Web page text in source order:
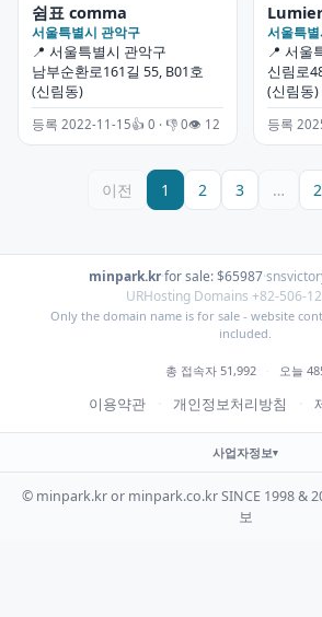
쉼표 comma
서울특별시 관악구
📍 서울특별시 관악구
남부순환로161길 55, B01호
(신림동)
등록 2022-11-15👍 0 · 👎 0👁 12
서울특
📍 서울
신림로
(신림동)
등록
이전 1 2 3 …
minpark.kr·for sale: $65987·
URHosting Domains +82-506-
Only the domain name is for sale - website
included.
총 접속자 51,992 · 오늘
이용약관 · 개인정보처리방침 ·
사업자정보
© minpark.kr or minpark.co.kr SINCE 1998 &
보